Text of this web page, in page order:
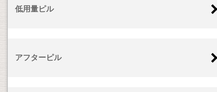
低用量ピル
アフターピル